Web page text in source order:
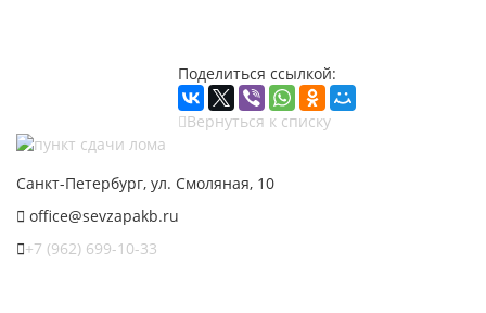
Поделиться ссылкой:
Вернуться к списку
Санкт-Петербург, ул. Смоляная, 10
office@sevzapakb.ru
+7 (962) 699-10-33